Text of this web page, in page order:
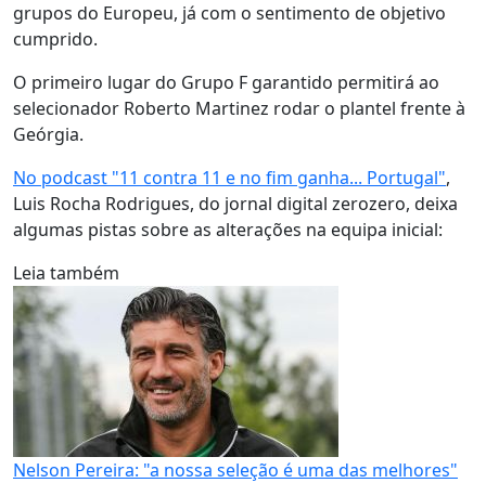
grupos do Europeu, já com o sentimento de objetivo
cumprido.
O primeiro lugar do Grupo F garantido permitirá ao
selecionador Roberto Martinez rodar o plantel frente à
Geórgia.
No podcast "11 contra 11 e no fim ganha... Portugal",
Luis Rocha Rodrigues, do jornal digital zerozero, deixa
algumas pistas sobre as alterações na equipa inicial:
Leia também
Nelson Pereira: "a nossa seleção é uma das melhores"